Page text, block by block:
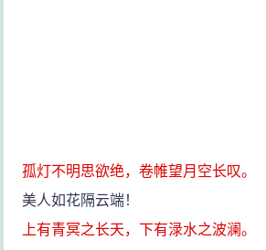
孤灯不明思欲绝，卷帷望月空长叹。
美人如花隔云端！
上有青冥之长天，下有渌水之波澜。